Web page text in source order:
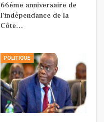
66ème anniversaire de
l’indépendance de la
Côte…
POLITIQUE